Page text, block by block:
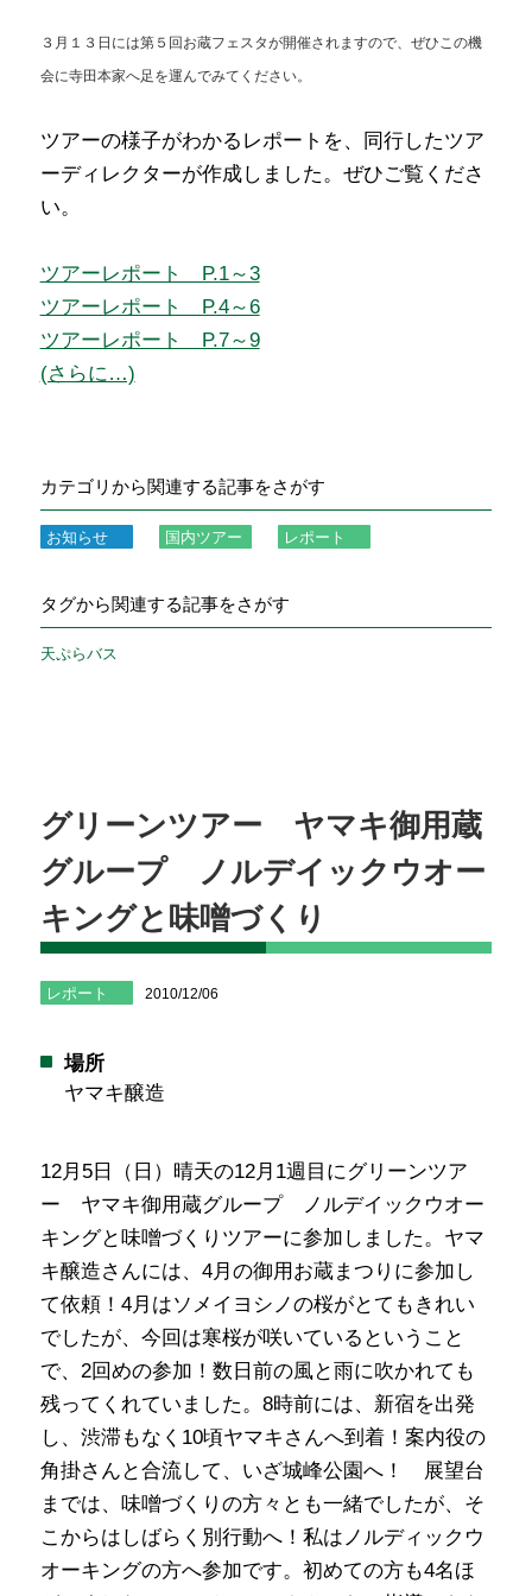
３月１３日には第５回お蔵フェスタが開催されますので、ぜひこの機
会に寺田本家へ足を運んでみてください。
ツアーの様子がわかるレポートを、同行したツア
ーディレクターが作成しました。ぜひご覧くださ
い。
ツアーレポート P.1～3
ツアーレポート P.4～6
ツアーレポート P.7～9
(さらに…)
カテゴリから関連する記事をさがす
お知らせ 国内ツアー レポート
タグから関連する記事をさがす
天ぷらバス
グリーンツアー ヤマキ御用蔵
グループ ノルデイックウオー
キングと味噌づくり
レポート 2010/12/06
場所
ヤマキ醸造
12月5日（日）晴天の12月1週目にグリーンツア
ー ヤマキ御用蔵グループ ノルデイックウオー
キングと味噌づくりツアーに参加しました。ヤマ
キ醸造さんには、4月の御用お蔵まつりに参加し
て依頼！4月はソメイヨシノの桜がとてもきれい
でしたが、今回は寒桜が咲いているということ
で、2回めの参加！数日前の風と雨に吹かれても
残ってくれていました。8時前には、新宿を出発
し、渋滞もなく10頃ヤマキさんへ到着！案内役の
角掛さんと合流して、いざ城峰公園へ！ 展望台
までは、味噌づくりの方々とも一緒でしたが、そ
こからはしばらく別行動へ！私はノルディックウ
オーキングの方へ参加です。初めての方も4名ほ